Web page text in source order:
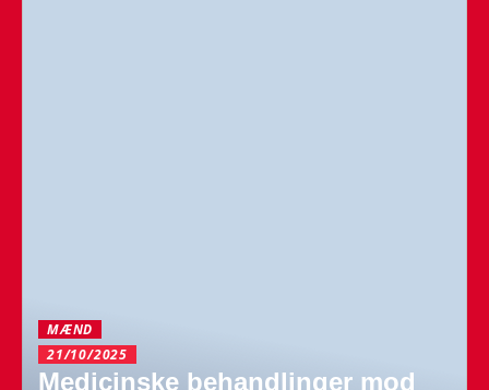
MÆND
21/10/2025
Medicinske behandlinger mod